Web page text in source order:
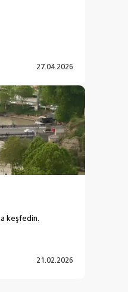
27.04.2026
keşfedin.
21.02.2026